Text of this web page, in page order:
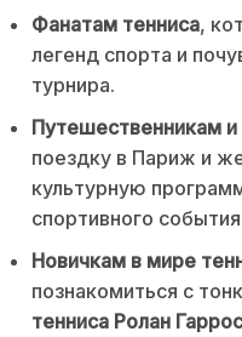
Фанатам тенниса,
легенд спорта и
турнира.
Путешественникам и
поездку в Париж и
культурную
спортивного
Новичкам в мире
познакомиться с
тенниса Ролан Гаррос